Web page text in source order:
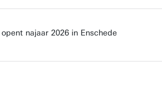
najaar 2026 in Enschede